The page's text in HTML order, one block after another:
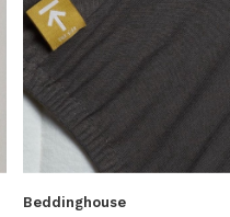
Beddinghouse